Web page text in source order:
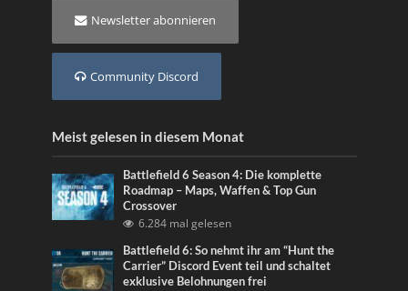
Newsletter abonnieren
Community Discord
Meist gelesen in diesem Monat
Battlefield 6 Season 4: Die komplette
Roadmap – Maps, Waffen & Top Gun
Crossover
6.284 mal gelesen
Battlefield 6: So nehmt ihr am “Hunt the
Carrier” Discord Event teil und schaltet
exklusive Belohnungen frei